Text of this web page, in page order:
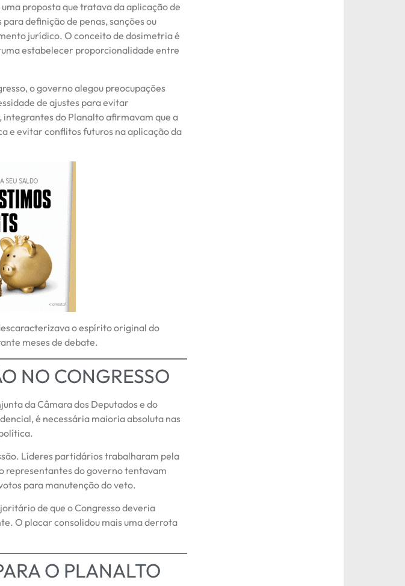
proposta que tratava da aplicação de
para definição de penas, sanções ou
jurídico. O conceito de dosimetria é
estabelecer proporcionalidade entre
o governo alegou preocupações
de ajustes para evitar
do Planalto afirmavam que a
e evitar conflitos futuros na aplicação da
o espírito original do
meses de debate.
NO CONGRESSO
da Câmara dos Deputados e do
é necessária maioria absoluta nas
Líderes partidários trabalharam pela
representantes do governo tentavam
para manutenção do veto.
de que o Congresso deveria
O placar consolidou mais uma derrota
O PLANALTO